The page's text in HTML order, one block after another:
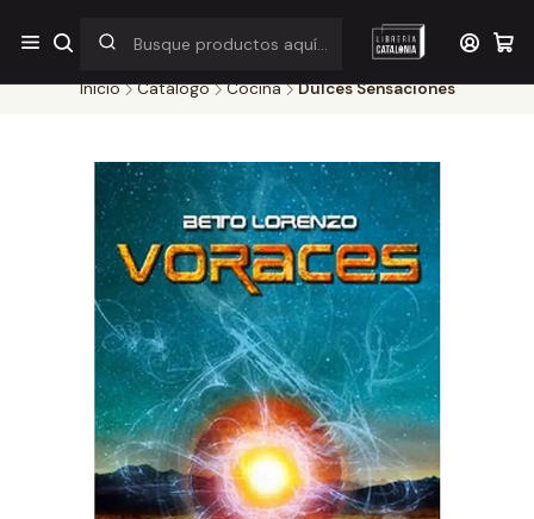
¡Por pocos días! Despacho a $1.000 en RM por compras sobre
$38.000
Inicio Catálogo Cocina Dulces Sensaciones